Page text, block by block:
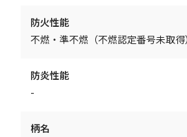
防火性能
不燃・準不燃（不燃認定番号未取得）
防炎性能
-
柄名